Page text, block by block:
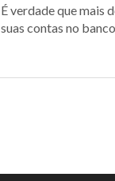
É verdade que mais
suas contas no